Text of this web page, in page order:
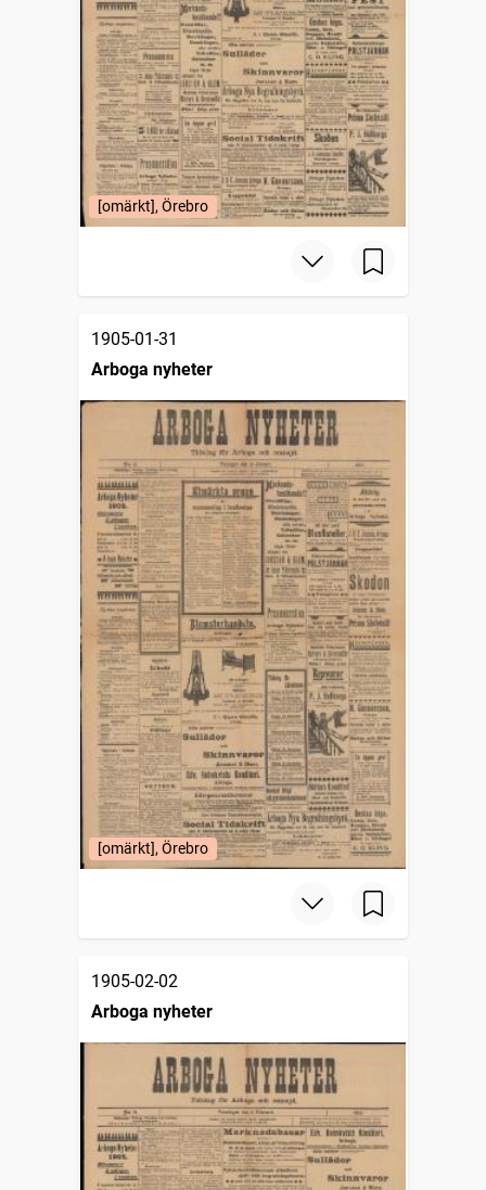
[omärkt], Örebro
1905-01-31
Arboga nyheter
[omärkt], Örebro
1905-02-02
Arboga nyheter